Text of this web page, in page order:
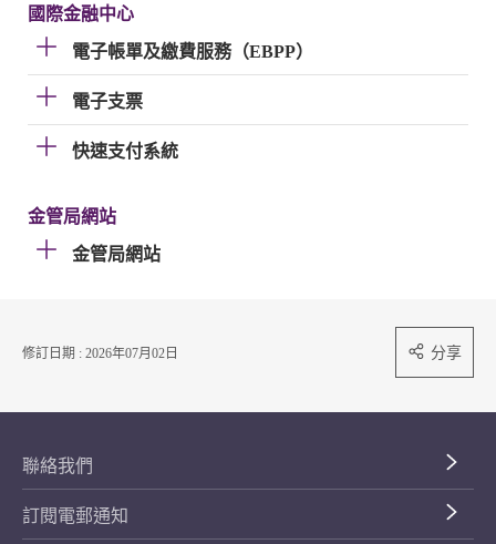
國際金融中心
電子帳單及繳費服務（EBPP）
電子支票
快速支付系統
金管局網站
金管局網站
修訂日期 : 2026年07月02日 分享
聯絡我們
訂閱電郵通知